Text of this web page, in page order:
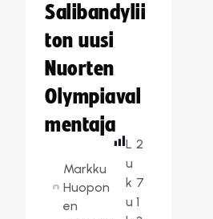
Salibandylii
ton uusi
Nuorten
Olympiaval
mentaja
Markku
Huopon
en
L
u
k
u
2
7
1